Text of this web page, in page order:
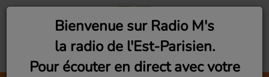
Bienvenue sur Radio M's
la radio de l'Est-Parisien.
Pour écouter en direct avec votre